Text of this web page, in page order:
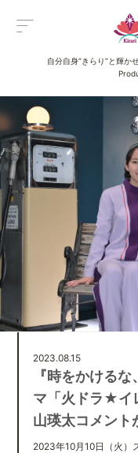
自分自身“きらり”と輝か
2023.08.15
『時をかける
マ「火ドラ★イ
山瑛太コメント
2023年10月10日（火）
All Posts 新着一覧
Category イベント
Category グルメ
Category ビューテ
Category エンタメ
Category ライフ
About us きらり部
Kirari bu